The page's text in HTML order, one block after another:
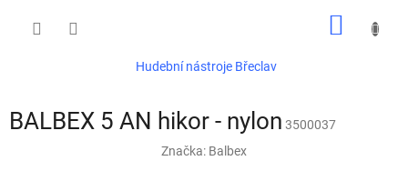
Hudební nástroje Břeclav
BALBEX 5 AN hikor - nylon 3500037
Značka: Balbex